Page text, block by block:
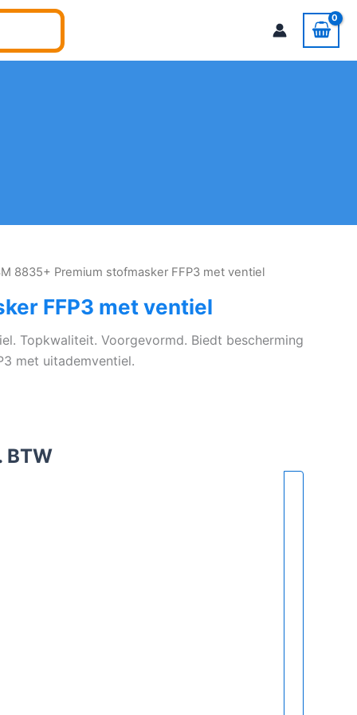
8835+ Premium stofmasker FFP3 met ventiel
FFP3 met ventiel
Topkwaliteit. Voorgevormd. Biedt bescherming
met uitademventiel.